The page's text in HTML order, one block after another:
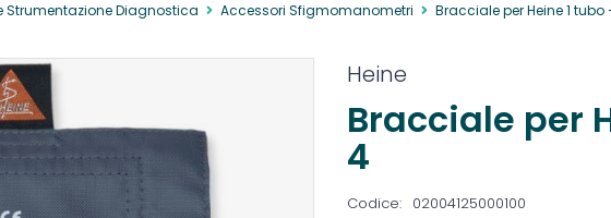
Strumentazione Diagnostica Accessori Sfigmomanometri Bracciale per Heine 1
Heine
Bracciale per
4
Codice: 02004125000100